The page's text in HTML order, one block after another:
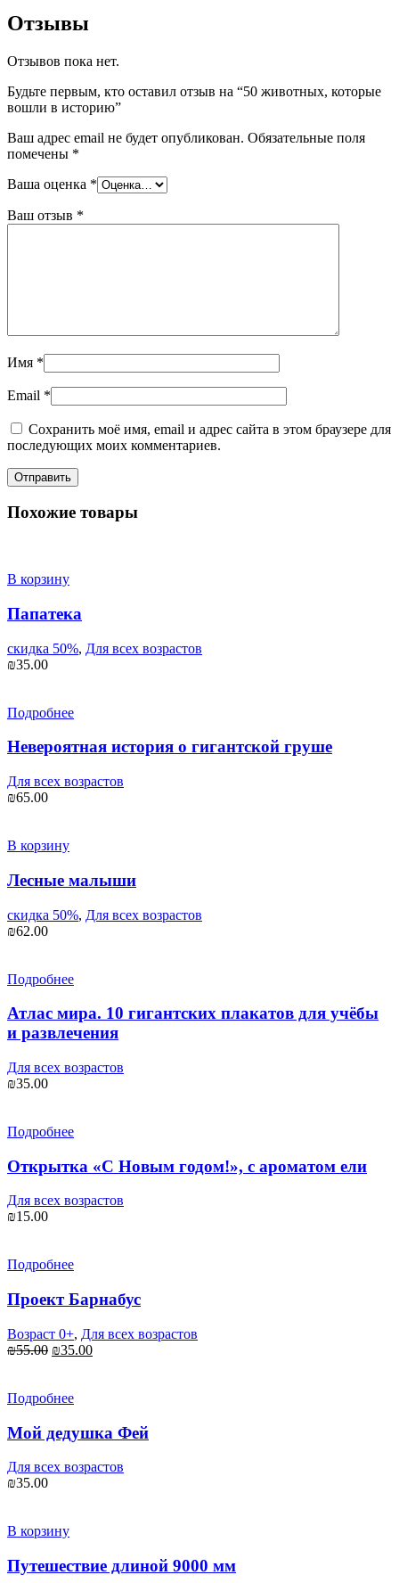
Отзывы
Отзывов пока нет.
Будьте первым, кто оставил отзыв на “50 животных, которые
вошли в историю”
Ваш адрес email не будет опубликован. Обязательные поля
помечены *
Ваша оценка *
Ваш отзыв *
Имя *
Email *
Сохранить моё имя, email и адрес сайта в этом браузере для
последующих моих комментариев.
Похожие товары
В корзину
Папатека
скидка 50%, Для всех возрастов
₪35.00
Подробнее
Невероятная история о гигантской груше
Для всех возрастов
₪65.00
В корзину
Лесные малыши
скидка 50%, Для всех возрастов
₪62.00
Подробнее
Атлас мира. 10 гигантских плакатов для учёбы
и развлечения
Для всех возрастов
₪35.00
Подробнее
Открытка «С Новым годом!», с ароматом ели
Для всех возрастов
₪15.00
Подробнее
Проект Барнабус
Возраст 0+, Для всех возрастов
₪55.00 ₪35.00
Подробнее
Мой дедушка Фей
Для всех возрастов
₪35.00
В корзину
Путешествие длиной 9000 мм